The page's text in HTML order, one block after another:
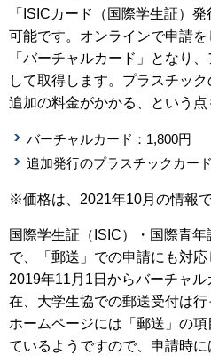
「ISICカード（国際学生証）
可能です。オンラインで申請
「バーチャルカード」となり
して取得します。プラスチッ
追加の料金がかかる、という点
バーチャルカード：1,800円
追加発行のプラスチックカー
※価格は、2021年10月の情報で
国際学生証（ISIC）・国際青
で、「郵送」での申請にも対応
2019年11月1日からバーチャ
在、大学生協での郵送受付は
ホームページには「郵送」の
ているようですので、申請時に